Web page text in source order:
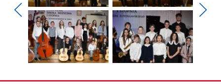
Pokaż
poprzednie
zdjęcia
Pokaż
zdjęcie
1
z
galerii.
Pokaż
zdjęcie
2
z
galerii.
zdjęcie
zdjęcie